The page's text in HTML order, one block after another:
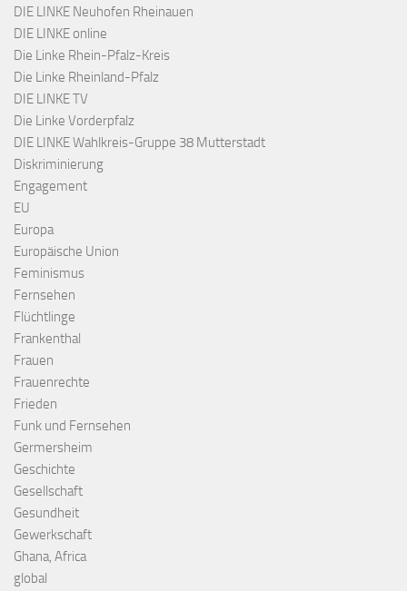
DIE LINKE Neuhofen Rheinauen
DIE LINKE online
Die Linke Rhein-Pfalz-Kreis
Die Linke Rheinland-Pfalz
DIE LINKE TV
Die Linke Vorderpfalz
DIE LINKE Wahlkreis-Gruppe 38 Mutterstadt
Diskriminierung
Engagement
EU
Europa
Europäische Union
Feminismus
Fernsehen
Flüchtlinge
Frankenthal
Frauen
Frauenrechte
Frieden
Funk und Fernsehen
Germersheim
Geschichte
Gesellschaft
Gesundheit
Gewerkschaft
Ghana, Africa
global